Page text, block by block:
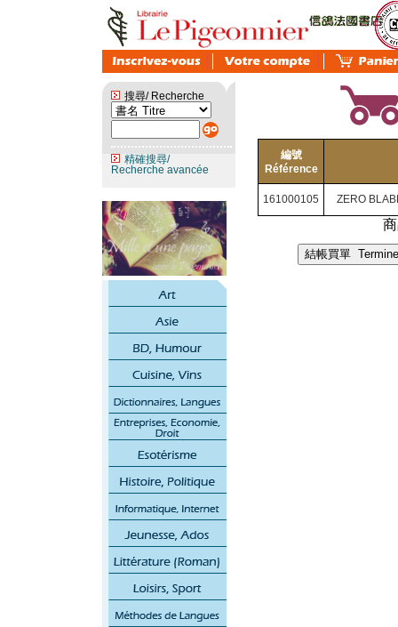
搜尋/ Recherche
精確搜尋/
Recherche avancée
編號
Référence
161000105 ZERO